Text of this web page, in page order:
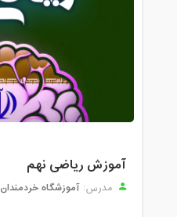
آموزش ریاضی نهم
مدرس: آموزشگاه خردمندان